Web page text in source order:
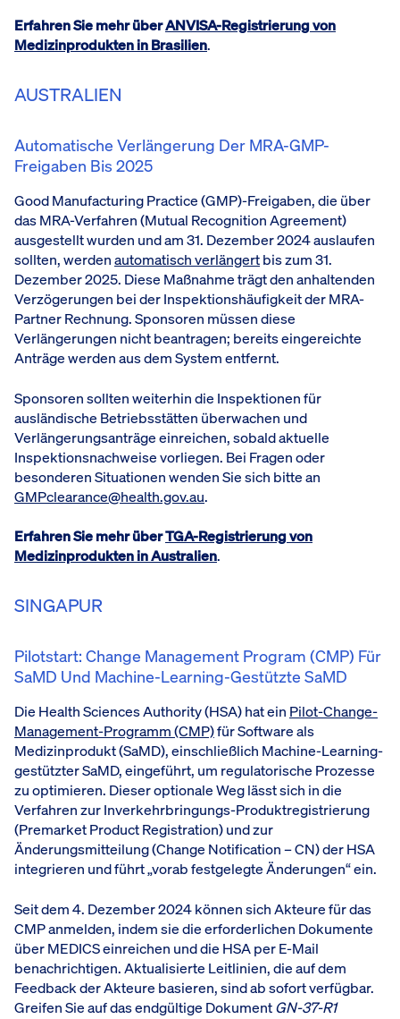
Erfahren Sie mehr überANVISA-Registrierung von
Medizinprodukten in Brasilien.
AUSTRALIEN
Automatische Verlängerung Der MRA-GMP-
Freigaben Bis 2025
Good Manufacturing Practice (GMP)-Freigaben, die über
das MRA-Verfahren (Mutual Recognition Agreement)
ausgestellt wurden und am 31. Dezember 2024 auslaufen
sollten, werdenautomatisch verlängertbis zum 31.
Dezember 2025. Diese Maßnahme trägt den anhaltenden
Verzögerungen bei der Inspektionshäufigkeit der MRA-
Partner Rechnung. Sponsoren müssen diese
Verlängerungen nicht beantragen; bereits eingereichte
Anträge werden aus dem System entfernt.
Sponsoren sollten weiterhin die Inspektionen für
ausländische Betriebsstätten überwachen und
Verlängerungsanträge einreichen, sobald aktuelle
Inspektionsnachweise vorliegen. Bei Fragen oder
besonderen Situationen wenden Sie sich bitte an
GMPclearance@health.gov.au.
Erfahren Sie mehr überTGA-Registrierung von
Medizinprodukten in Australien.
SINGAPUR
Pilotstart: Change Management Program (CMP) Für
SaMD Und Machine-Learning-Gestützte SaMD
Die Health Sciences Authority (HSA) hat ein Pilot-Change-
Management-Programm (CMP)für Software als
Medizinprodukt (SaMD), einschließlich Machine-Learning-
gestützter SaMD, eingeführt, um regulatorische Prozesse
zu optimieren. Dieser optionale Weg lässt sich in die
Verfahren zur Inverkehrbringungs-Produktregistrierung
(Premarket Product Registration) und zur
Änderungsmitteilung (Change Notification – CN) der HSA
integrieren und führt „vorab festgelegte Änderungen“ ein.
Seit dem 4. Dezember 2024 können sich Akteure für das
CMP anmelden, indem sie die erforderlichen Dokumente
über MEDICS einreichen und die HSA per E-Mail
benachrichtigen. Aktualisierte Leitlinien, die auf dem
Feedback der Akteure basieren, sind ab sofort verfügbar.
Greifen Sie auf das endgültige DokumentGN-37-R1